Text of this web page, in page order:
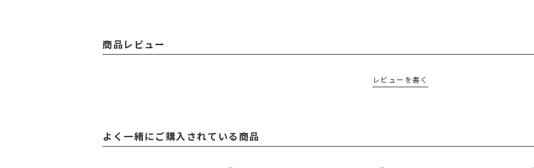
商品レビュー
レビューを書く
よく一緒にご購入されている商品